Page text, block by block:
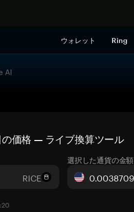
ウォレット Ring
AI
価格 — ライブ換算ツール
RICE
選択した通貨の金額